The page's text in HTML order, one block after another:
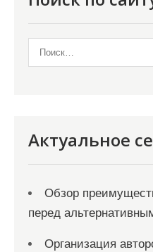
м
Актуальное
Обзор
перед
Организация